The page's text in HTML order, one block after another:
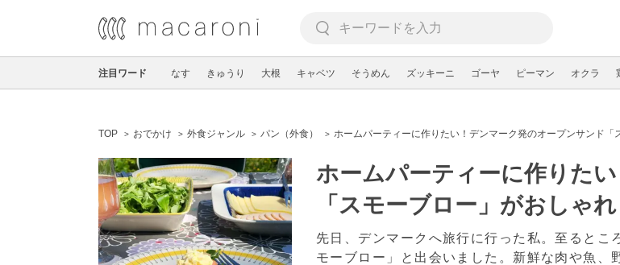
注目ワード なす きゅうり 大根 キャベツ そうめん ズッキーニ ゴーヤ ピーマン オクラ
TOP おでかけ 外食ジャンル パン（外食） ホームパーティーに作りたい！デンマーク発のオープンサンド「
ホームパーティーに作りた
「スモーブロー」がおしゃれ
先日、デンマークへ旅行に行った私。至るとこ
モーブロー」と出会いました。新鮮な肉や魚